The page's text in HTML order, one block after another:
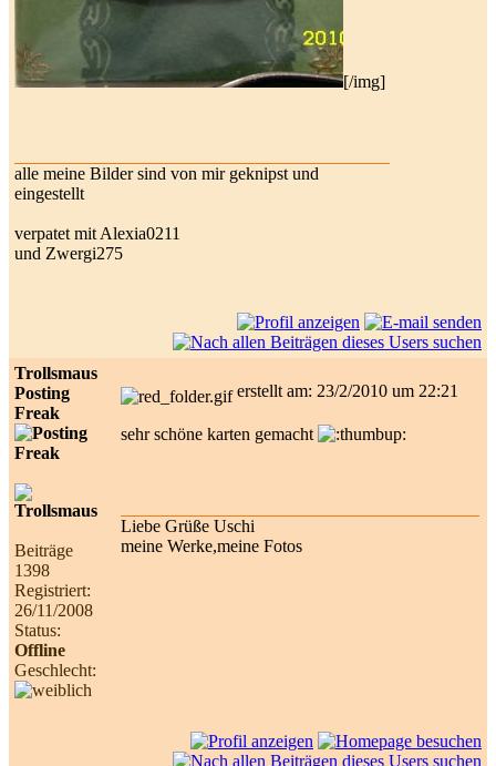
[/img]
alle meine Bilder sind von mir geknipst und
eingestellt
verpatet mit Alexia0211
und Zwergi275
Trollsmaus
Posting
Freak
Beiträge
1398
Registriert:
26/11/2008
Status:
Offline
Geschlecht:
erstellt am: 23/2/2010 um 22:21
sehr schöne karten gemacht
Liebe Grüße Uschi
meine Werke,meine Fotos